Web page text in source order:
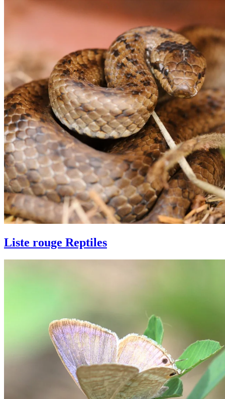
Liste rouge Reptiles